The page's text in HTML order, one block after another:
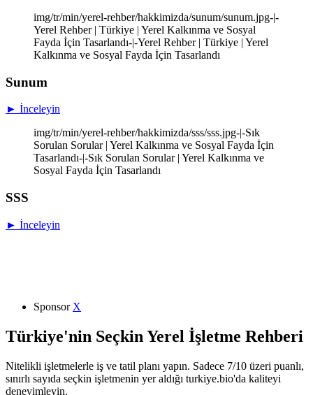
img/tr/min/yerel-rehber/hakkimizda/sunum/sunum.jpg-|-
Yerel Rehber | Türkiye | Yerel Kalkınma ve Sosyal
Fayda İçin Tasarlandı-|-Yerel Rehber | Türkiye | Yerel
Kalkınma ve Sosyal Fayda İçin Tasarlandı
Sunum
► İnceleyin
img/tr/min/yerel-rehber/hakkimizda/sss/sss.jpg-|-Sık
Sorulan Sorular | Yerel Kalkınma ve Sosyal Fayda İçin
Tasarlandı-|-Sık Sorulan Sorular | Yerel Kalkınma ve
Sosyal Fayda İçin Tasarlandı
SSS
► İnceleyin
Sponsor X
Türkiye'nin Seçkin Yerel İşletme Rehberi
Nitelikli işletmelerle iş ve tatil planı yapın. Sadece 7/10 üzeri puanlı,
sınırlı sayıda seçkin işletmenin yer aldığı turkiye.bio'da kaliteyi
deneyimleyin.